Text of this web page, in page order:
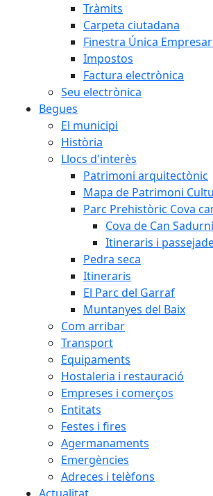
Tràmits
Carpeta ciutadana
Finestra Única
Impostos
Factura electrònica
Seu electrònica
Begues
El municipi
Història
Llocs d'interès
Patrimoni arquitectònic
Mapa de Patrimoni
Parc Prehistòric Cova
Cova de Can Sadurní
Itineraris i
Pedra seca
Itineraris
El Parc del Garraf
Muntanyes del Baix
Com arribar
Transport
Equipaments
Hostaleria i restauració
Empreses i comerços
Entitats
Festes i fires
Agermanaments
Emergències
Adreces i telèfons